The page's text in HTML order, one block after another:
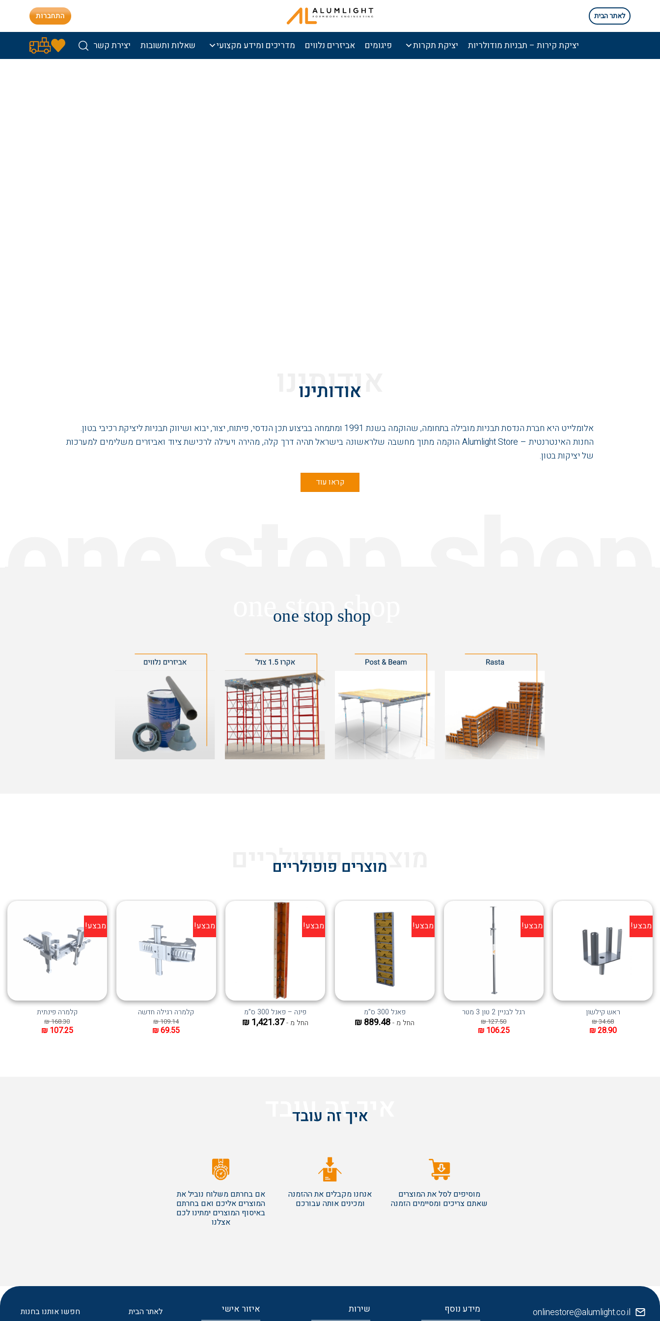
content
לאתר הבית התחברות
יציקת קירות – תבניות מודולריות יציקת תקרות פיגומים אביזרים נלווים מדריכים ומידע מקצועי שאלות ותשובות יצירת קשר
אלומלייט היא חברת הנדסת תבניות מובילה בתחומה, שהוקמה בשנת 1991 ומתמחה בביצוע תכן הנדסי, פיתוח, יצור, יבוא ושיווק תבניות ליציקת רכיבי בטון.
החנות האינטרנטית – Alumlight Store הוקמה מתוך מחשבה שלראשונה בישראל תהיה דרך קלה,
מהירה ויעילה לרכישת ציוד ואביזרים משלימים למערכות
של יציקות בטון.
קראו עוד
מבצע!
WISHLIST
ראש קילשון
34.68
₪
28.90
₪
מבצע!
רגל לבניין 2 טון 3 מטר
127.50
₪
106.25
₪
מבצע!
פאנל 300 ס”מ
החל מ -889.48
₪
מבצע!
פינה – פאנל 300 ס”מ
החל מ -1,421.37
₪
מבצע!
קלמרה רגילה חדשה
109.14
₪
69.55
₪
מבצע!
WISHLIST
קלמרה פינתית
168.30
₪
107.25
₪
מוסיפים לסל את המוצרים
שאתם צריכים ומסיימים הזמנה
אנחנו מקבלים את ההזמנה
ומכינים אותה עבורכם
אם בחרתם משלוח נוביל את
המוצרים אליכם ואם בחרתם
באיסוף המוצרים ימתינו לכם
אצלנו
onlinestore@alumlight.co.il מידע נוסף שירות איזור אישי לאתר הבית חפשו אותנו בחנות